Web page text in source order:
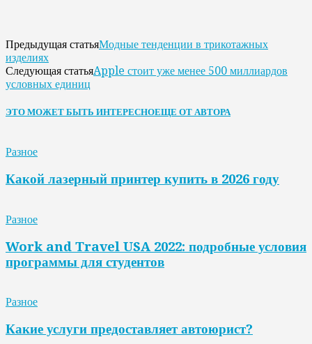
Предыдущая статьяМодные тенденции в трикотажных
изделиях
Следующая статьяApple стоит уже менее 500 миллиардов
условных единиц
ЭТО МОЖЕТ БЫТЬ ИНТЕРЕСНОЕЩЕ ОТ АВТОРА
Разное
Какой лазерный принтер купить в 2026 году
Разное
Work and Travel USA 2022: подробные условия
программы для студентов
Разное
Какие услуги предоставляет автоюрист?